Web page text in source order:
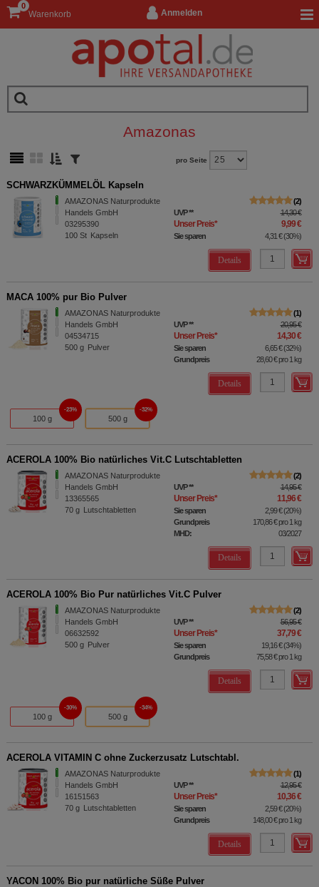
Anmelden
Warenkorb
0
Amazonas
pro Seite
SCHWARZKÜMMELÖL Kapseln
AMAZONAS Naturprodukte
Handels GmbH
03295390
100 St Kapseln
2
UVP** 14,30 €
Unser Preis* 9,99 €
Sie sparen 4,31 €(30%)
Details
MACA 100% pur Bio Pulver
AMAZONAS Naturprodukte
Handels GmbH
04534715
500 g Pulver
1
UVP** 20,95 €
Unser Preis* 14,30 €
Sie sparen 6,65 €(32%)
Grundpreis
28,60 €pro 1 kg
Details
100 g
23%
500 g
32%
ACEROLA 100% Bio natürliches Vit.C Lutschtabletten
AMAZONAS Naturprodukte
Handels GmbH
13365565
70 g Lutschtabletten
2
UVP** 14,95 €
Unser Preis* 11,96 €
Sie sparen 2,99 €(20%)
Grundpreis
170,86 €pro 1 kg
MHD:
03/2027
Details
ACEROLA 100% Bio Pur natürliches Vit.C Pulver
AMAZONAS Naturprodukte
Handels GmbH
06632592
500 g Pulver
2
UVP** 56,95 €
Unser Preis* 37,79 €
Sie sparen 19,16 €(34%)
Grundpreis
75,58 €pro 1 kg
Details
100 g
30%
500 g
34%
ACEROLA VITAMIN C ohne Zuckerzusatz Lutschtabl.
AMAZONAS Naturprodukte
Handels GmbH
16151563
70 g Lutschtabletten
1
UVP** 12,95 €
Unser Preis* 10,36 €
Sie sparen 2,59 €(20%)
Grundpreis
148,00 €pro 1 kg
Details
YACON 100% Bio pur natürliche Süße Pulver